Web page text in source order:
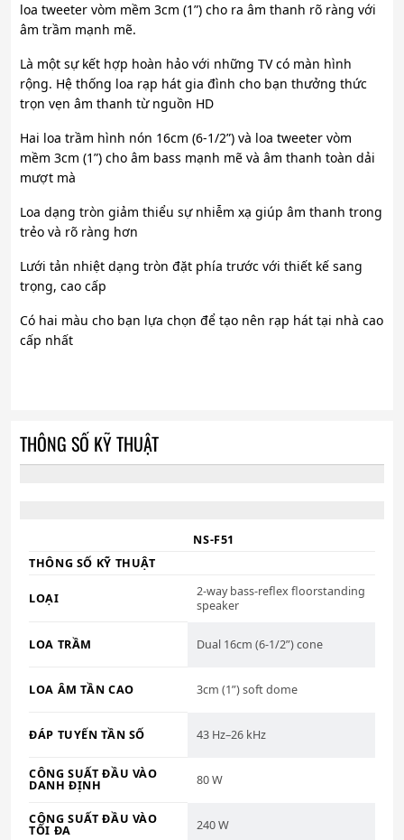
loa tweeter vòm mềm 3cm (1”) cho ra âm thanh rõ ràng với
âm trầm mạnh mẽ.
Là một sự kết hợp hoàn hảo với những TV có màn hình
rộng. Hệ thống loa rạp hát gia đình cho bạn thưởng thức
trọn vẹn âm thanh từ nguồn HD
Hai loa trầm hình nón 16cm (6-1/2”) và loa tweeter vòm
mềm 3cm (1”) cho âm bass mạnh mẽ và âm thanh toàn dải
mượt mà
Loa dạng tròn giảm thiểu sự nhiễm xạ giúp âm thanh trong
trẻo và rõ ràng hơn
Lưới tản nhiệt dạng tròn đặt phía trước với thiết kế sang
trọng, cao cấp
Có hai màu cho bạn lựa chọn để tạo nên rạp hát tại nhà cao
cấp nhất
THÔNG SỐ KỸ THUẬT
NS-F51
THÔNG SỐ KỸ THUẬT
LOẠI
2-way bass-reflex floorstanding
speaker
LOA TRẦM Dual 16cm (6-1/2”) cone
LOA ÂM TẦN CAO 3cm (1”) soft dome
ĐÁP TUYẾN TẦN SỐ 43 Hz–26 kHz
CÔNG SUẤT ĐẦU VÀO
DANH ĐỊNH 80 W
CÔNG SUẤT ĐẦU VÀO
TỐI ĐA 240 W